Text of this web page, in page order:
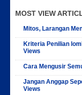
MOST VIEW
Mitos, Larangan
Kriteria Penilian
Views
Cara Mengusir
Jangan Anggap
Views